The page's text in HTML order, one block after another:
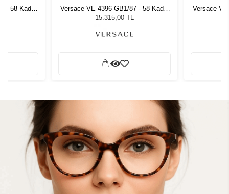
- 58 Kadın
Versace VE 4396 GB1/87 - 58 Kadın
Güneş Gözlüğü
15.315,00 TL
Versace